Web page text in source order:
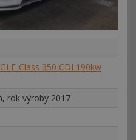
Class 350 CDI 190kw
rok výroby 2017